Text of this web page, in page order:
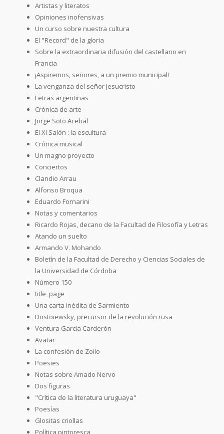
Artistas y literatos
Opiniones inofensivas
Un curso sobre nuestra cultura
El "Record" de la gloria
Sobre la extraordinaria difusión del castellano en
Francia
¡Aspiremos, señores, a un premio municipal!
La venganza del señor Jesucristo
Letras argentinas
Crónica de arte
Jorge Soto Acebal
El XI Salón : la escultura
Crónica musical
Un magno proyecto
Conciertos
Clandio Arrau
Alfonso Broqua
Eduardo Fornarini
Notas y comentarios
Ricardo Rojas, decano de la Facultad de Filosofía y Letras
Atando un suelto
Armando V. Mohando
Boletín de la Facultad de Derecho y Ciencias Sociales de
la Universidad de Córdoba
Número 150
title_page
Una carta inédita de Sarmiento
Dostoiewsky, precursor de la revolución rusa
Ventura García Carderón
Avatar
La confesión de Zoilo
Poesies
Notas sobre Amado Nervo
Dos figuras
"Crítica de la literatura uruguaya"
Poesías
Glositas criollas
Política pintoresca